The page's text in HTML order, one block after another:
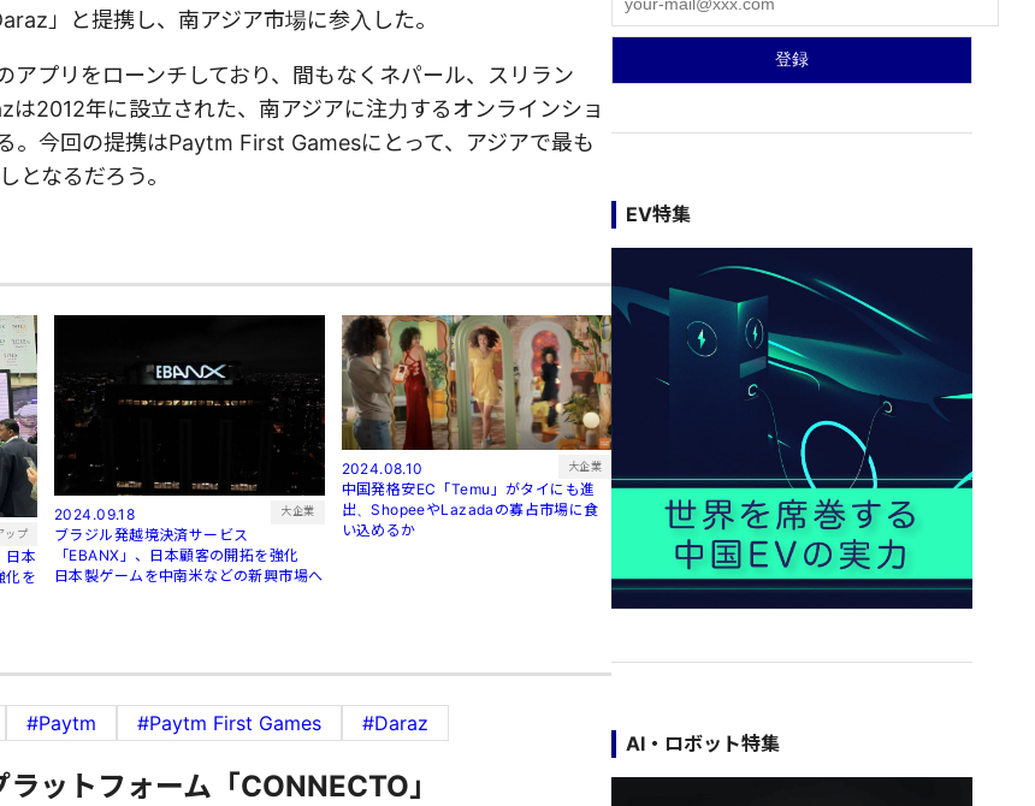
」と提携し、南アジア市場に参入した。
プリをローンチしており、間もなくネパール、スリラン
2012年に設立された、南アジアに注力するオンラインショ
。今回の提携はPaytm First Gamesにとって、アジアで最も
となるだろう。
ップ
日本
化を
2024.09.18 大企業
ブラジル発越境決済サービス
「EBANX」、日本顧客の開拓を強化
日本製ゲームを中南米などの新興市場へ
2024.08.10 大企業
中国発格安EC「Temu」がタイにも進
出、ShopeeやLazadaの寡占市場に食
い込めるか
#Paytm #Paytm First Games #Daraz
ットフォーム「CONNECTO」
EV特集
AI・ロボット特集